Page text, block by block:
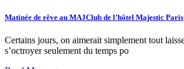
Matinée de rêve au MAJClub de l’hôtel Majestic Paris
Certains jours, on aimerait simplement tout
s’octroyer seulement du temps po